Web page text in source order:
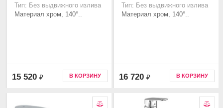
Тип: Без выдвижного излива
Материал хром, 140°..
15 520 ₽ В КОРЗИНУ
Тип: Без выдвижного излива
Материал хром, 140°..
16 720 ₽ В КОРЗИНУ